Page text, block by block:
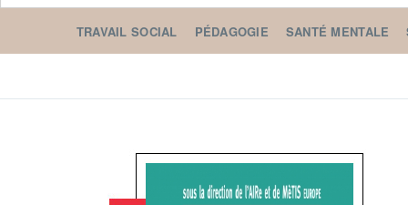
TRAVAIL SOCIAL PÉDAGOGIE SANTÉ MENTALE